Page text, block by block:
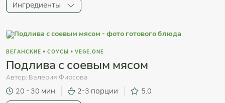
Ингредиенты
ВЕГАНСКИЕ • СОУСЫ • VEGE.ONE
Подлива с соевым мясом
Автор: Валерия Фирсова
20 - 30 мин 2-3 порции
5.0